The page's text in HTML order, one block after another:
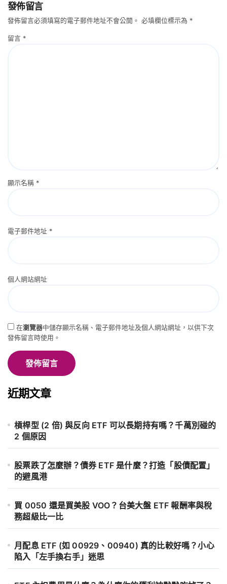
發佈留言
發佈留言必須填寫的電子郵件地址不會公開。 必填欄位標示為 *
留言 *
顯示名稱 *
電子郵件地址 *
個人網站網址
在瀏覽器中儲存顯示名稱、電子郵件地址及個人網站網址，以供下次
發佈留言時使用。
近期文章
槓桿型 (2 倍) 與反向 ETF 可以長期持有嗎？千萬別碰的
2 個原因
股票跌了怎麼辦？債券 ETF 是什麼？打造「股債配置」
的避風港
買 0050 還是買美股 VOO？台美大盤 ETF 報酬率與稅
務超級比一比
月配息 ETF (如 00929、00940) 真的比較好嗎？小心
陷入「左手換右手」迷思